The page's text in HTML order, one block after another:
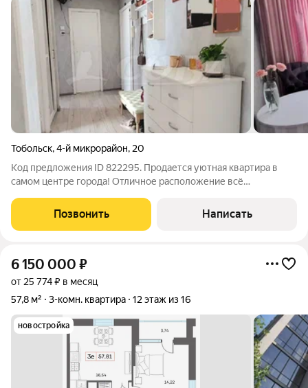
Тобольск,4-й микрорайон, 20
Код предложения ID 822295. Продается уютная квартира в
самом центре города! Отличное расположение всё
детский сад, остановки общественного транспорта,
поликлиника, торговые центры и школа искусств.
Позвонить Написать
6 150 000 ₽
от 25 774 ₽ в месяц
57,8 м²
3-комн. квартира 12 этаж из 16
новостройка